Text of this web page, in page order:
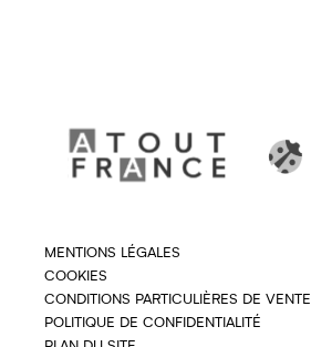
MENTIONS LÉGALES
COOKIES
CONDITIONS PARTICULIÈRES DE VENTE
POLITIQUE DE CONFIDENTIALITÉ